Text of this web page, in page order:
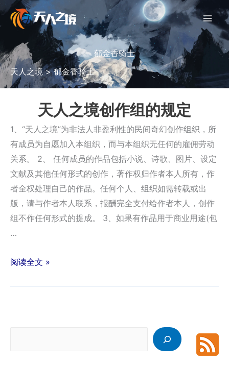
跳
容
郁金香骑士
天人之境>郁金香骑士
天人之境创作组的规定
1、“天人之境”为非法人非盈利性的民间奇幻创作组织，所
有成员为自愿加入本组织，而与本组织无任何的雇佣劳动
关系。 2、 任何成员的作品包括小说、诗歌、图片、设定
文献及其他任何形式的创作，著作权归作者本人所有，作
者全权处理自己的作品。任何个人、组织如需转载或出
版，请与作者本人联系，报酬完全支付给作者本人，创作
组不作任何形式的提成。 3、如果有作品用于商业用途(包
…
阅读全文 »